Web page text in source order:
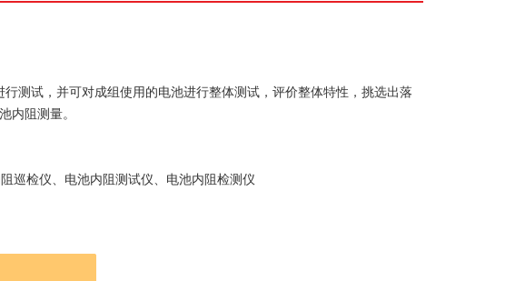
测试，并可对成组使用的电池进行整体测试，评价整体特性，挑选出落
内阻测量。
巡检仪、电池内阻测试仪、电池内阻检测仪